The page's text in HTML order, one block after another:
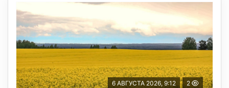
6 АВГУСТА 2026, 9:12 2